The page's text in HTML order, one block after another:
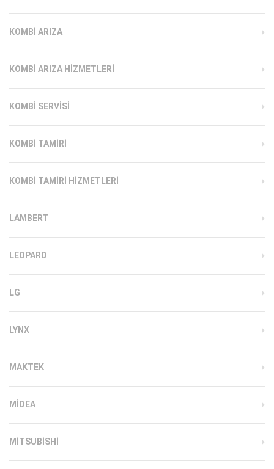
KOMBI ARIZA
KOMBI ARIZA HIZMETLERI
KOMBI SERVISI
KOMBI TAMIRI
KOMBI TAMIRI HIZMETLERI
LAMBERT
LEOPARD
LG
LYNX
MAKTEK
MIDEA
MITSUBISHI